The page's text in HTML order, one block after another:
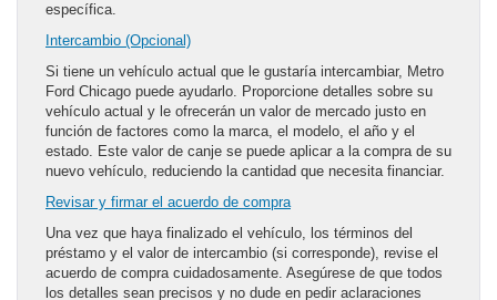
específica.
Intercambio (Opcional)
Si tiene un vehículo actual que le gustaría intercambiar, Metro
Ford Chicago puede ayudarlo. Proporcione detalles sobre su
vehículo actual y le ofrecerán un valor de mercado justo en
función de factores como la marca, el modelo, el año y el
estado. Este valor de canje se puede aplicar a la compra de su
nuevo vehículo, reduciendo la cantidad que necesita financiar.
Revisar y firmar el acuerdo de compra
Una vez que haya finalizado el vehículo, los términos del
préstamo y el valor de intercambio (si corresponde), revise el
acuerdo de compra cuidadosamente. Asegúrese de que todos
los detalles sean precisos y no dude en pedir aclaraciones